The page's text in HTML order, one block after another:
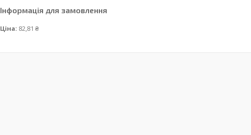
Інформація для замовлення
Ціна: 82,81 ₴